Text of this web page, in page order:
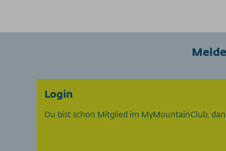
Login
Du bist schon Mitglied im MyMountainClub,